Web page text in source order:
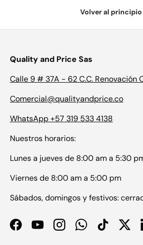
Volver al principio
Quality and Price Sas
Calle 9 # 37A - 62 C.C. Renovación
Comercial@qualityandprice.co
WhatsApp +57 319 533 4138
Nuestros horarios:
Lunes a jueves de 8:00 am a 5:30
Viernes de 8:00 am a 5:00 pm
Sábados, domingos y festivos:
FacebookYouTubeInstagramWhatsAppTikTok